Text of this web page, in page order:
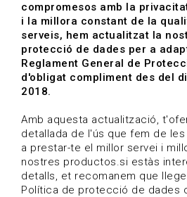
Curs online
signatura
facturació
Activitat conjunta de
Professional
Catalunya (APIC) i
Professionals de la
de Catalunya
compromesos amb la
i la millora constant de la
serveis, hem actualitzat la
protecció de dades per a
Reglament General de
d'obligat compliment des del
2018.
Amb aquesta actualització,
detallada de l'ús que fem de
a prestar-te el millor servei i
nostres productos.si estàs
detalls, et recomanem que
Política de protecció de dades